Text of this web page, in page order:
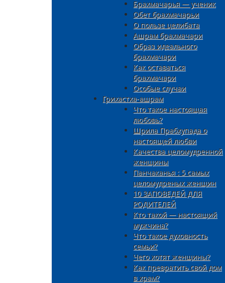
Брахмачарья — ученик
Обет брахмачарьи
О пользе целибата
Ашрам брахмачари
Образ идеального
брахмачари
Как оставаться
брахмачари
Особые случаи
Грихастха-ашрам
Что такое настоящая
любовь?
Шрила Прабхупада о
настоящей любви
Качества целомудренной
женщины
Панчаканья : 5 самых
целомудреных женщин
10 ЗАПОВЕДЕЙ ДЛЯ
РОДИТЕЛЕЙ
Кто такой — настоящий
мужчина?
Что такое духовность
семьи?
Чего хотят женщины?
Как превратить свой дом
в храм?